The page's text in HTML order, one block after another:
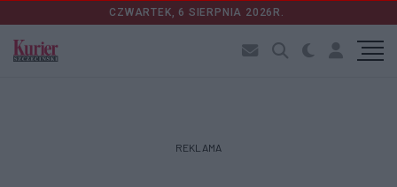
CZWARTEK, 6 SIERPNIA 2026R.
REKLAMA